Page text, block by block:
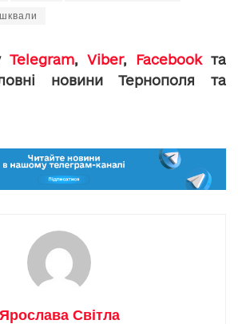
шквали
Telegram, Viber, Facebookта
новини Тернополя та
Ярослава Світла